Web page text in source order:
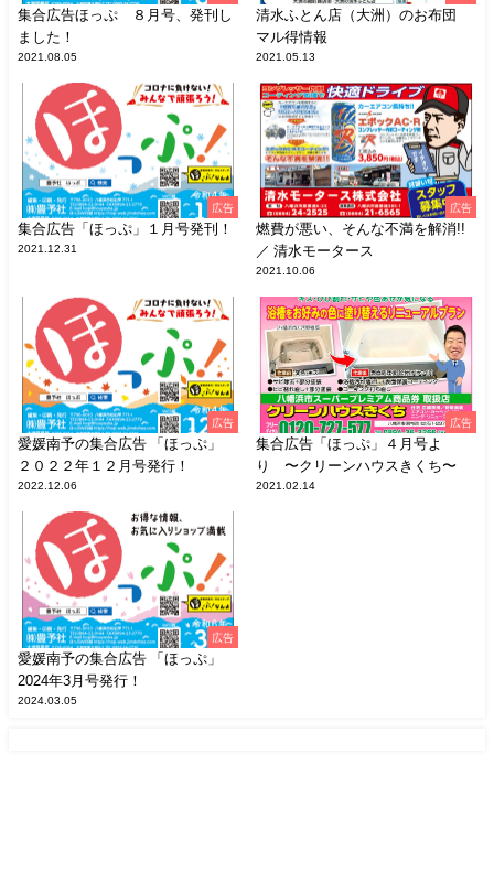
集合広告ほっぷ ８月号、発刊し
ました！
2021.08.05
清水ふとん店（大洲）のお布団
マル得情報
2021.05.13
広告
集合広告「ほっぷ」１月号発刊！
2021.12.31
広告
燃費が悪い、そんな不満を解消!!
／ 清水モータース
2021.10.06
広告
愛媛南予の集合広告 「ほっぷ」
２０２２年１２月号発行！
2022.12.06
広告
集合広告「ほっぷ」４月号よ
り 〜クリーンハウスきくち〜
2021.02.14
広告
愛媛南予の集合広告 「ほっぷ」
2024年3月号発行！
2024.03.05